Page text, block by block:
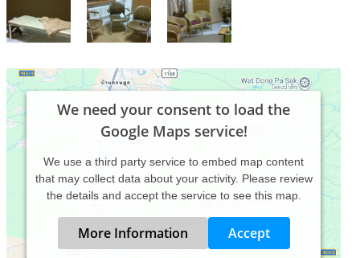
We need your consent to load the
Google Maps service!
We use a third party service to embed map content
that may collect data about your activity. Please review
the details and accept the service to see this map.
More Information Accept